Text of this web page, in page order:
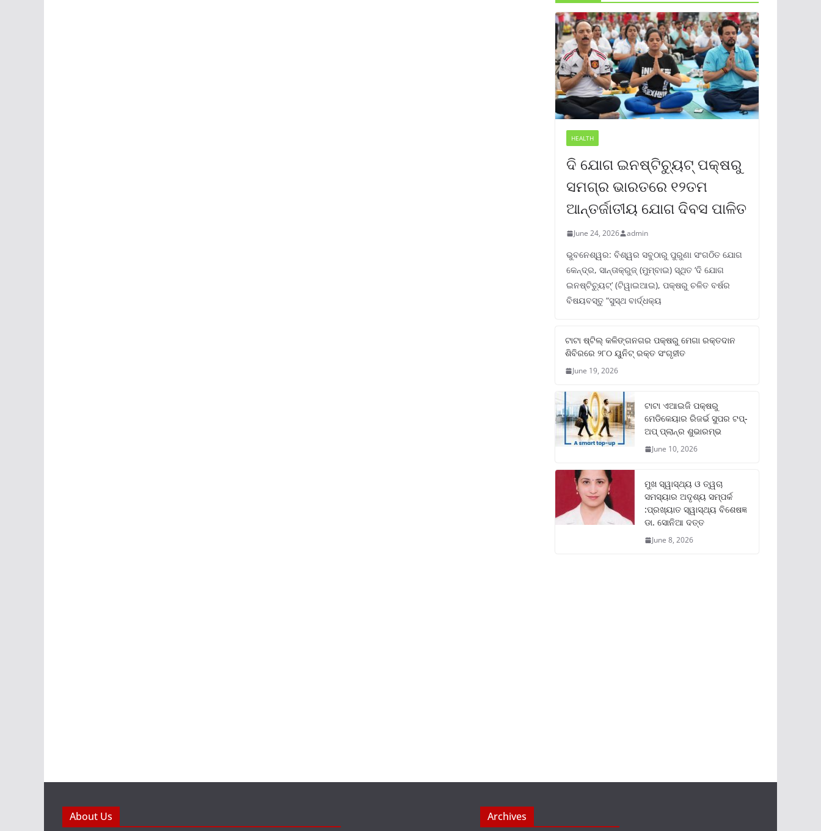
HEALTH
ଦି ଯୋଗ ଇନଷ୍ଟିଚ୍ୟୁଟ୍ ପକ୍ଷରୁ
ସମଗ୍ର ଭାରତରେ ୧୨ତମ
ଆନ୍ତର୍ଜାତୀୟ ଯୋଗ ଦିବସ ପାଳିତ
June 24, 2026 admin
ଭୁବନେଶ୍ୱର: ବିଶ୍ୱର ସବୁଠାରୁ ପୁରୁଣା ସଂଗଠିତ ଯୋଗ
କେନ୍ଦ୍ର, ସାନ୍ତାକ୍ରୁଜ୍ (ମୁମ୍ବାଇ) ସ୍ଥିତ ‘ଦି ଯୋଗ
ଇନଷ୍ଟିଚ୍ୟୁଟ୍‌’ (ଟିୱାଇଆଇ), ପକ୍ଷରୁ ଚଳିତ ବର୍ଷର
ବିଷୟବସ୍ତୁ “ସୁସ୍ଥ ବାର୍ଦ୍ଧକ୍ୟ
ଟାଟା ଷ୍ଟିଲ୍‌ କଳିଙ୍ଗନଗର ପକ୍ଷରୁ ମେଗା ରକ୍ତଦାନ
ଶିବିରରେ ୨୮୦ ୟୁନିଟ୍‌ ରକ୍ତ ସଂଗୃହୀତ
June 19, 2026
ଟାଟା ଏଆଇଜି ପକ୍ଷରୁ
ମେଡିକେୟାର ରିଜର୍ଭ ସୁପର ଟପ୍‌-
ଅପ୍ ପ୍ଲାନ୍‌ର ଶୁଭାରମ୍ଭ
June 10, 2026
ମୁଖ ସ୍ୱାସ୍ଥ୍ୟ ଓ ତ୍ୱଚା
ସମସ୍ୟାର ଅଦୃଶ୍ୟ ସମ୍ପର୍କ
:ପ୍ରଖ୍ୟାତ ସ୍ୱାସ୍ଥ୍ୟ ବିଶେଷଜ୍ଞ
ଡା. ସୋନିଆ ଦତ୍ତ
June 8, 2026
About Us Archives